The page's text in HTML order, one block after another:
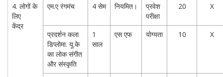
4. लोगों के
लिए
केंद्र
एम.ए रंगमंच 4 सेम नियमित।
प्रवेश
परीक्षा
20 X
प्रदर्शन कला
डिप्लोमा. यू.के
का लोक संगीत
और संस्कृति
1
साल
एस एफ योग्यता 10 X